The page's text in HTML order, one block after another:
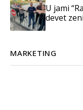
U jami
devet
MARKETING